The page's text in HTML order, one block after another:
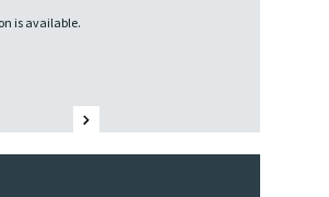
is available.